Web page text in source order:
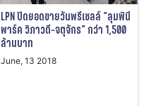
LPN ปิดยอดขายวันพรีเซลล์ “ลุมพินี
พาร์ค วิภาวดี-จตุจักร” กว่า 1,500
ล้านบาท
June, 13 2018